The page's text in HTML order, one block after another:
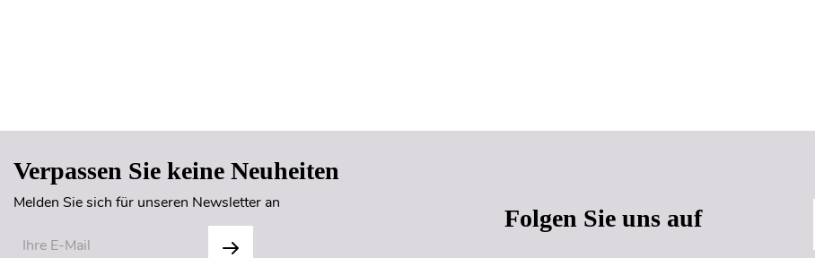
Verpassen Sie keine Neuheiten
Melden Sie sich für unseren Newsletter an
Folgen Sie uns auf